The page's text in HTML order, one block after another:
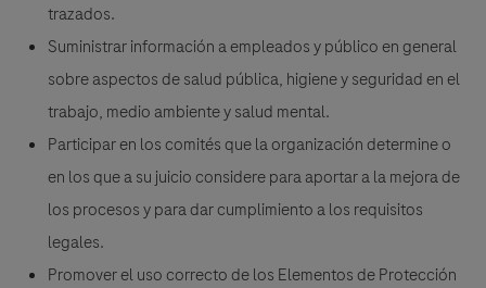
trazados.
Suministrar información a empleados y público en general
sobre aspectos de salud pública, higiene y seguridad en el
trabajo, medio ambiente y salud mental.
Participar en los comités que la organización determine o
en los que a su juicio considere para aportar a la mejora de
los procesos y para dar cumplimiento a los requisitos
legales.
Promover el uso correcto de los Elementos de Protección